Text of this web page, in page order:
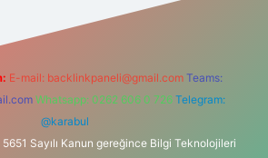
E-mail: backlinkpaneli@gmail.com Teams:
Whatsapp: 0262 606 0 726 Telegram:
@karabul
Sayılı Kanun gereğince Bilgi Teknolojileri